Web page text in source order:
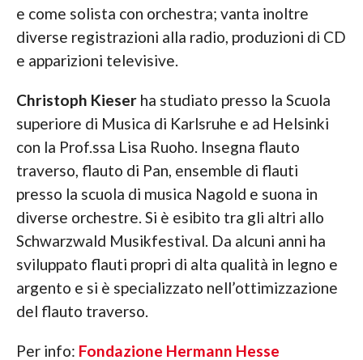
e come solista con orchestra; vanta inoltre
diverse registrazioni alla radio, produzioni di CD
e apparizioni televisive.
Christoph Kieser ha studiato presso la Scuola
superiore di Musica di Karlsruhe e ad Helsinki
con la Prof.ssa Lisa Ruoho. Insegna flauto
traverso, flauto di Pan, ensemble di flauti
presso la scuola di musica Nagold e suona in
diverse orchestre. Si è esibito tra gli altri allo
Schwarzwald Musikfestival. Da alcuni anni ha
sviluppato flauti propri di alta qualità in legno e
argento e si è specializzato nell’ottimizzazione
del flauto traverso.
Per info: Fondazione Hermann Hesse